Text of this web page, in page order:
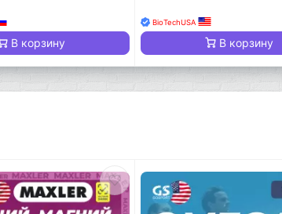
В корзину
BioTechUSA
В корзину